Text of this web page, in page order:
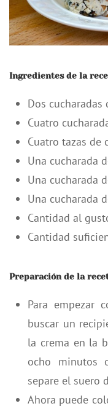
Ingredientes de la
Dos
Cuatro
Cuatro tazas de
Una cucharada
Una cucharada
Una cucharada
Cantidad al
Cantidad
Preparación de la
Para empezar
buscar un
la crema en la
ocho minutos
separe el suero
Ahora puede